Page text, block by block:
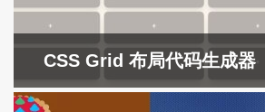
CSS Grid 布局代码生成器